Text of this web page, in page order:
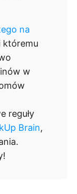
na
któremu
w
reguły
Brain,